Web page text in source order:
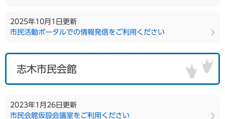
2025年10月1日更新
市民活動ポータルでの情報発信をご利用ください
志木市民会館
2023年1月26日更新
市民会館仮設会議室をご利用ください